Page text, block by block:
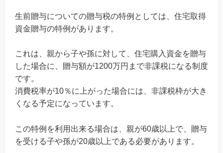
生前贈与についての贈与税の特例としては、住宅取得
資金贈与の特例があります。
これは、親から子や孫に対して、住宅購入資金を贈与
した場合に、贈与額が1200万円まで非課税になる制度
です。
消費税率が10％に上がった場合には、非課税枠が大き
くなる予定になっています。
この特例を利用出来る場合は、親が60歳以上で、贈与
を受ける子や孫が20歳以上である必要があります。